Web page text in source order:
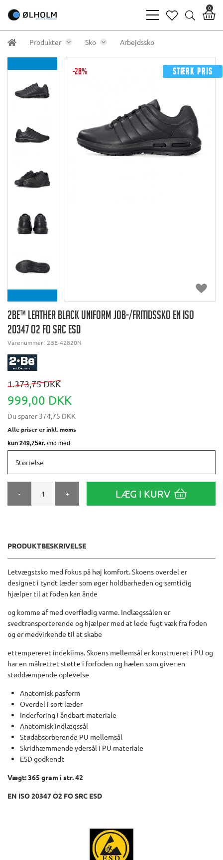
bars
light
heart
search
0
Produkter Sko Arbejdssko
-28% Stærk pris
2BE™ LEATHER BLACK UNIFORM JOB-/FRITIDSSKO EN ISO
20347 O2 FO SRC ESD
Varenummer: 2BE-42820N
1.373,75 DKK
999,00 DKK
Du sparer 374,75 DKK
Alle priser er inkl. moms
Størrelse
- + LÆG I KURV
PRODUKTBESKRIVELSE
Letvægstsko med fokus på høj komfort. Skoens overdel er
designet i tyndt læder som øger holdbarheden og samtidig
hjælper til at foden kan ånde
og komme af med overflødig varme. Indlægssålen er
svedtransporterende og hjælper med at lede fugt væk fra foden
og er medvirkende til at skabe
ettempereret indeklima. Skoens mellemsål er konstrueret i PU og
har en målrettet støtte i forfoden og hælen som giver en
støddæmpende oplevelse
Anatomisk pasform
Overdel i sort læder
Inderforing i åndbart materiale
Anatomisk indlægssål
Stødabsorberende PU mellemsål
Skridhæmmende ydersål i PU materiale
ESD godkendt
Vægt: 365 gram i str. 42
EN ISO 20347 O2 FO SRC ESD